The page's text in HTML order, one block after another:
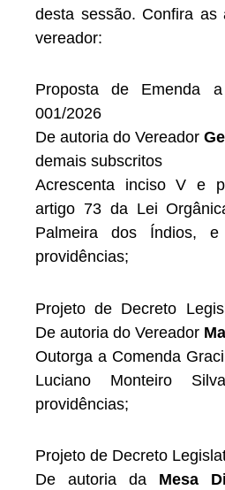
desta sessão. Confira as
vereador:
Proposta de Emenda
001/2026
De autoria do Vereador
demais subscritos
Acrescenta inciso V e
artigo 73 da Lei
Palmeira dos Índios, e
providências;
Projeto de Decreto
De autoria do Vereador
Outorga a Comenda
Luciano Monteiro
providências;
Projeto de Decreto
De autoria da Mesa